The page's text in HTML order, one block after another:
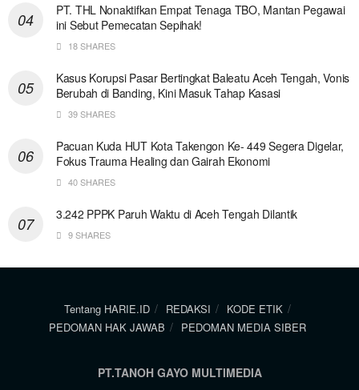
PT. THL Nonaktifkan Empat Tenaga TBO, Mantan Pegawai
ini Sebut Pemecatan Sepihak!
18 SHARES
Kasus Korupsi Pasar Bertingkat Baleatu Aceh Tengah, Vonis
Berubah di Banding, Kini Masuk Tahap Kasasi
39 SHARES
Pacuan Kuda HUT Kota Takengon Ke- 449 Segera Digelar,
Fokus Trauma Healing dan Gairah Ekonomi
40 SHARES
3.242 PPPK Paruh Waktu di Aceh Tengah Dilantik
9 SHARES
Tentang HARIE.ID REDAKSI
KODE ETIK
PEDOMAN HAK JAWAB
PEDOMAN MEDIA SIBER
PT.TANOH GAYO MULTIMEDIA